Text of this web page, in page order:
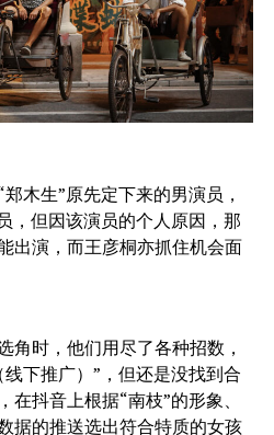
木生”原先定下来的男演员，
，但因该演员的个人原因，那
出演，而王彦桐亦抓住机会面
角时，他们用尽了各种招数，
下推广）”，但还是没找到合
抖音上根据“南枝”的形象、
据的推送选出符合特质的女孩